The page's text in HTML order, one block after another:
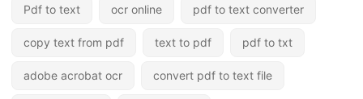
Pdf to text ocr online pdf to text converter
copy text from pdf text to pdf pdf to txt
adobe acrobat ocr convert pdf to text file